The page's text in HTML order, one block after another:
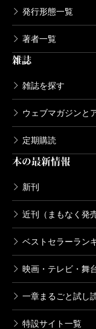
発行形態一覧
著者一覧
雑誌
雑誌を探す
ウェブマガジンと
定期購読
本の最新情報
新刊
近刊（まもなく発売
ベストセラーラン
映画・テレビ・舞
一章まるごと試し
特設サイト一覧